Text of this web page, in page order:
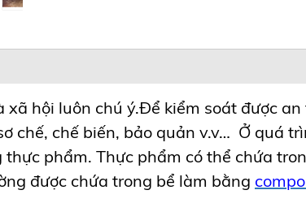
hội luôn chú ý.Để kiểm soát được
chế, chế biến, bảo quản v.v… Ở quá
phẩm. Thực phẩm có thể chứa
được chứa trong bể làm bằng